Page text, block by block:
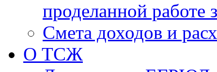
проделанной работе
Смета доходов и
О ТСЖ